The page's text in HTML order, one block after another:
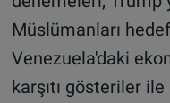
Müslümanları
Venezuela'daki
karşıtı gösteriler